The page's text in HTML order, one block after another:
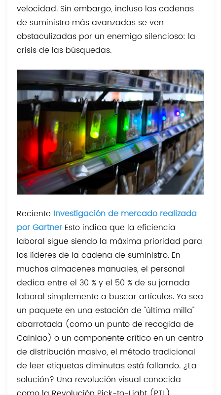
velocidad. Sin embargo, incluso las cadenas
de suministro más avanzadas se ven
obstaculizadas por un enemigo silencioso: la
crisis de las búsquedas.
Reciente Investigación de mercado realizada
por Gartner Esto indica que la eficiencia
laboral sigue siendo la máxima prioridad para
los líderes de la cadena de suministro. En
muchos almacenes manuales, el personal
dedica entre el 30 % y el 50 % de su jornada
laboral simplemente a buscar artículos. Ya sea
un paquete en una estación de "última milla"
abarrotada (como un punto de recogida de
Cainiao) o un componente crítico en un centro
de distribución masivo, el método tradicional
de leer etiquetas diminutas está fallando. ¿La
solución? Una revolución visual conocida